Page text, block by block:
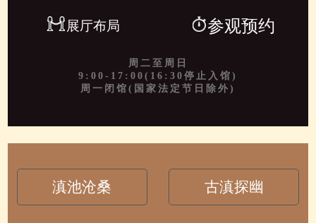
展厅布局 参观预约
周二至周日
9:00-17:00(16:30停止入馆)
周一闭馆(国家法定节日除外)
滇池沧桑 古滇探幽